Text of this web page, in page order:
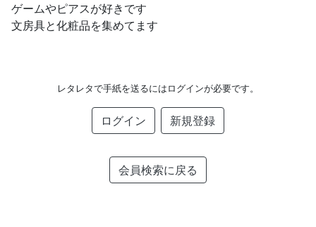
ゲームやピアスが好きです
文房具と化粧品を集めてます
レタレタで手紙を送るにはログインが必要です。
ログイン 新規登録
会員検索に戻る